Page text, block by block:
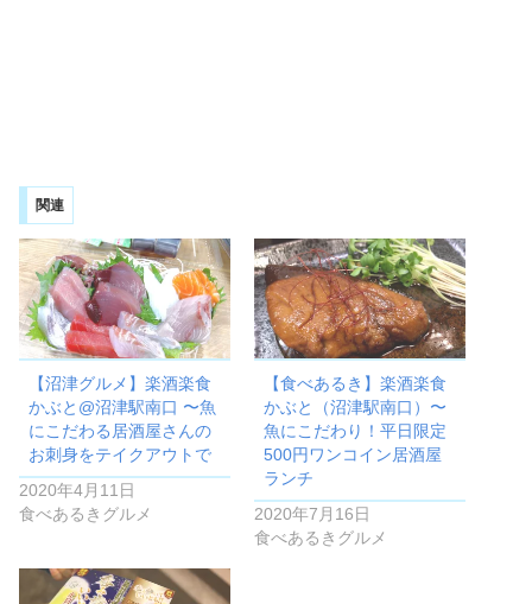
関連
【沼津グルメ】楽酒楽食
かぶと@沼津駅南口 〜魚
にこだわる居酒屋さんの
お刺身をテイクアウトで
2020年4月11日
食べあるきグルメ
【食べあるき】楽酒楽食
かぶと（沼津駅南口）〜
魚にこだわり！平日限定
500円ワンコイン居酒屋
ランチ
2020年7月16日
食べあるきグルメ